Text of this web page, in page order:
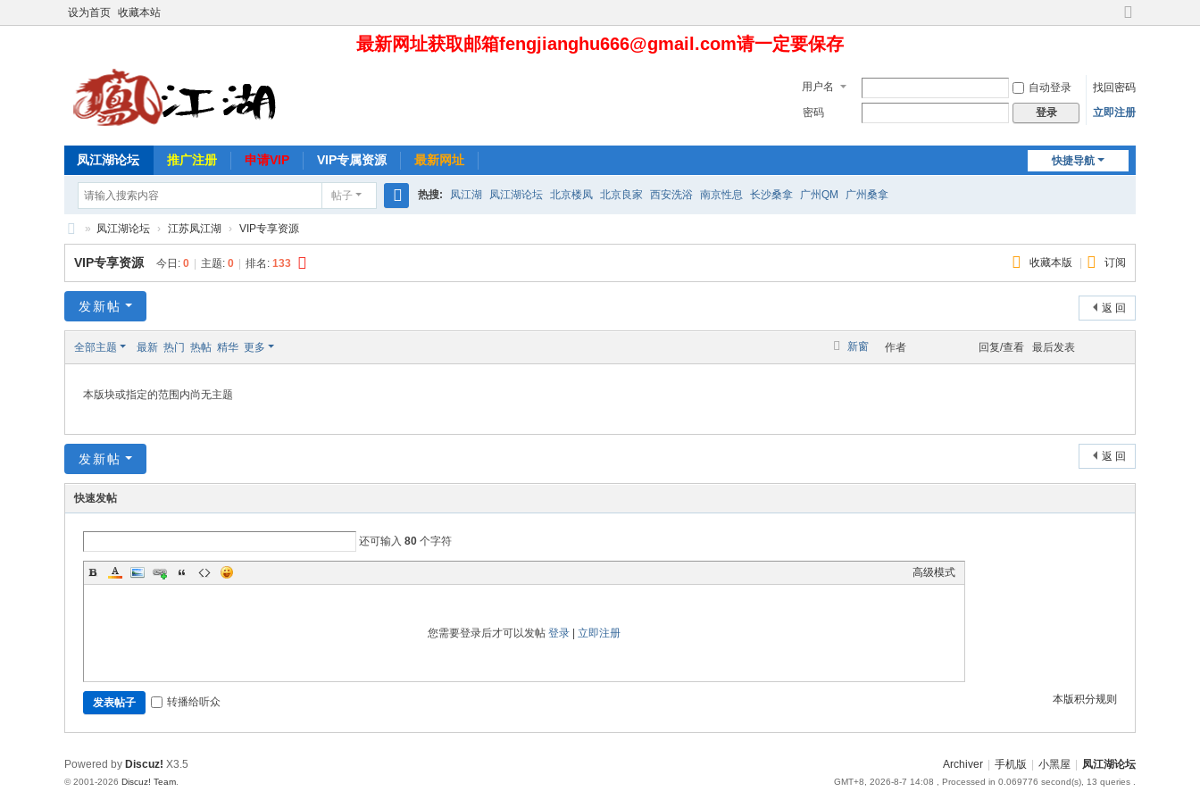
设为首页 收藏本站
切
版
最新网址获取邮箱fengjianghu666@gmail.com请一定要保存
用户名 自动登录
找回密码
密码
登录 立即注册
快捷导航
凤江湖论坛 推广注册 申请VIP VIP专属资源 最新网址
帖子
索
热搜: 凤江湖 凤江湖论坛 北京楼凤 北京良家 西安洗浴 南京性息 长沙桑拿 广州QM 广州桑拿
凤
江
论
» 凤江湖论坛 › 江苏凤江湖 › VIP专享资源
收藏本版 订阅
VIP专享资源 今日: 0 主题: 0 排名: 133
返 回
发新帖
新窗
全部主题 最新 热门 热帖 精华 更多 作者 回复/查看 最后发表
本版块或指定的范围内尚无主题
返 回
发新帖
快速发帖
还可输入 80 个字符
高级模式
您需要登录后才可以发帖 登录 立即注册
本版积分规则
发表帖子 转播给听众
Archiver 手机版 小黑屋 凤江湖论坛
GMT+8, 2026-8-7 14:08 , Processed in 0.069776 second(s), 13 queries .
Powered by Discuz! X3.5
© 2001-2026 Discuz! Team